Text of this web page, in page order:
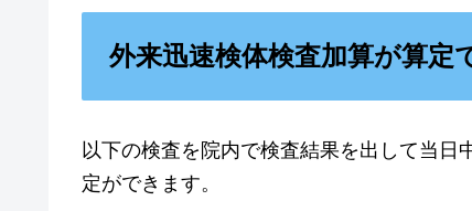
外来迅速検体検査加算が算定
以下の検査を院内で検査結果を出して当
定ができます。